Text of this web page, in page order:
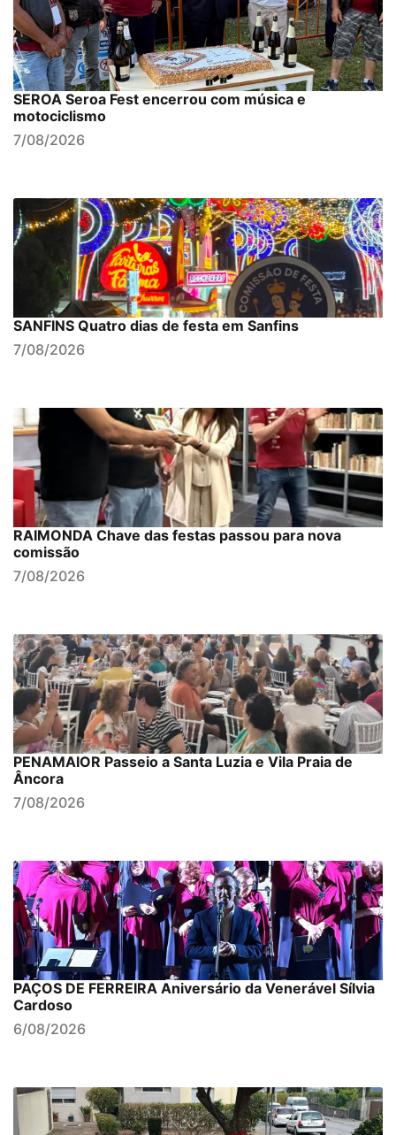
SEROA Seroa Fest encerrou com música e
motociclismo
7/08/2026
SANFINS Quatro dias de festa em Sanfins
7/08/2026
RAIMONDA Chave das festas passou para nova
comissão
7/08/2026
PENAMAIOR Passeio a Santa Luzia e Vila Praia de
Âncora
7/08/2026
PAÇOS DE FERREIRA Aniversário da Venerável Sílvia
Cardoso
6/08/2026